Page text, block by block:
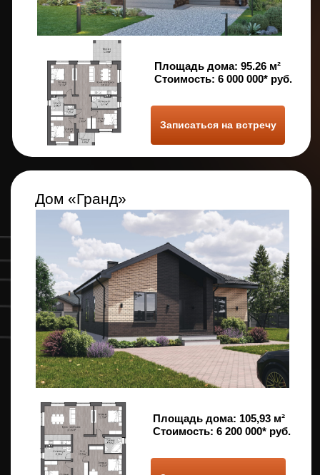
Дом «Алькор»
Записаться на встречу
Дом «Борн»
Площадь дома:
86 м2 (+13.99 м2 терраса)
Стоимость:
Записаться на встречу